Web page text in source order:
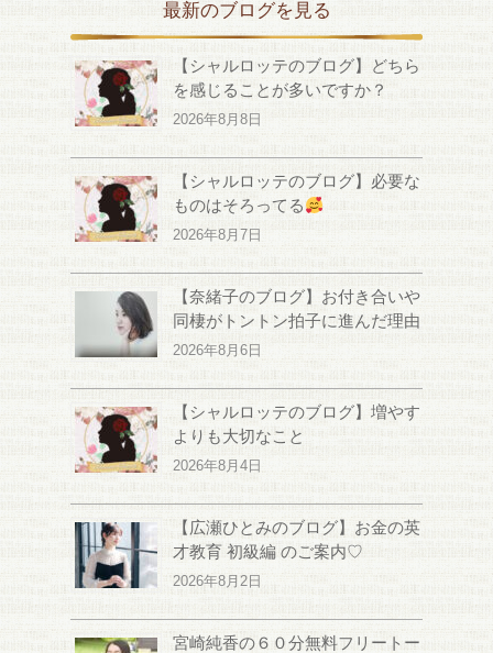
最新のブログを見る
【シャルロッテのブログ】どちら
を感じることが多いですか？
2026年8月8日
【シャルロッテのブログ】必要な
ものはそろってる
2026年8月7日
【奈緒子のブログ】お付き合いや
同棲がトントン拍子に進んだ理由
2026年8月6日
【シャルロッテのブログ】増やす
よりも大切なこと
2026年8月4日
【広瀬ひとみのブログ】お金の英
才教育 初級編 のご案内♡
2026年8月2日
宮崎純香の６０分無料フリートー